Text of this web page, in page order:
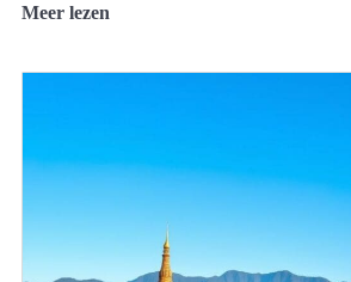
Meer lezen